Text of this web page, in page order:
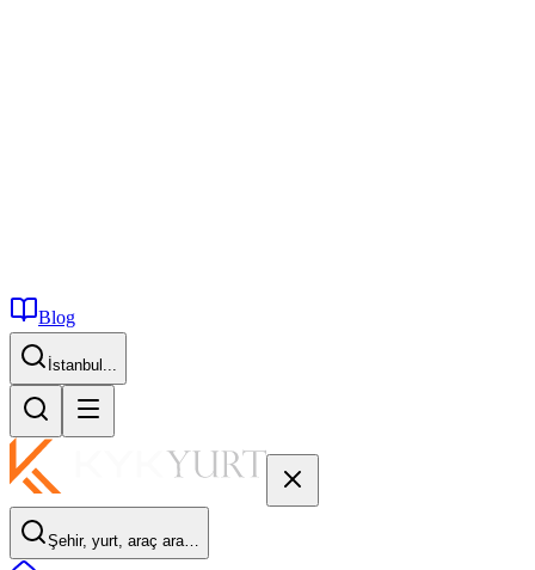
Blog
İstanbul...
Şehir, yurt, araç ara…